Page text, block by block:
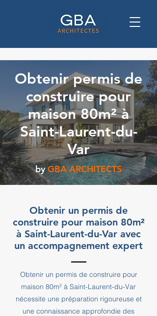
Obtenir permis de
construire pour
maison 80m² à
Saint-Laurent-du-
Var
by GBA ARCHITECTS
Obtenir un permis de
construire pour maison 80m²
à Saint-Laurent-du-Var avec
un accompagnement expert
Obtenir un permis de construire pour
maison 80m² à Saint-Laurent-du-Var
nécessite une préparation rigoureuse et
une connaissance approfondie des